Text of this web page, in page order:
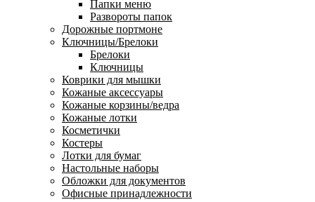
Папки меню
Развороты папок
Дорожные портмоне
Ключницы/Брелоки
Брелоки
Ключницы
Коврики для мышки
Кожаные аксессуары
Кожаные корзины/ведра
Кожаные лотки
Косметички
Костеры
Лотки для бумаг
Настольные наборы
Обложки для документов
Офисные принадлежности